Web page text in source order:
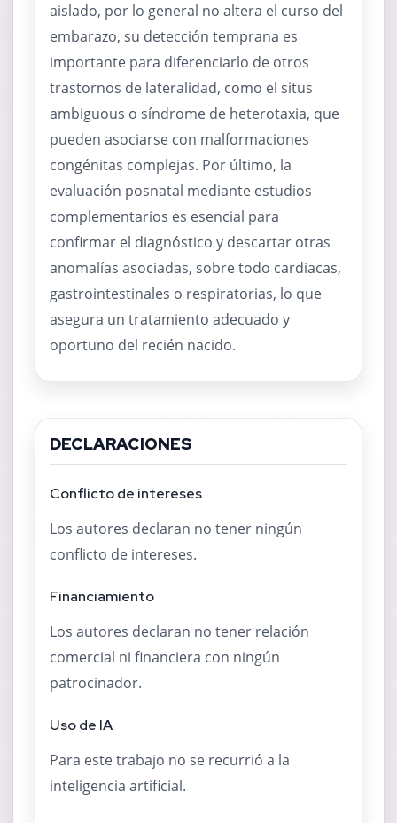
aislado, por lo general no altera el curso del
embarazo, su detección temprana es
importante para diferenciarlo de otros
trastornos de lateralidad, como el situs
ambiguous o síndrome de heterotaxia, que
pueden asociarse con malformaciones
congénitas complejas. Por último, la
evaluación posnatal mediante estudios
complementarios es esencial para
confirmar el diagnóstico y descartar otras
anomalías asociadas, sobre todo cardiacas,
gastrointestinales o respiratorias, lo que
asegura un tratamiento adecuado y
oportuno del recién nacido.
DECLARACIONES
Conflicto de intereses
Los autores declaran no tener ningún
conflicto de intereses.
Financiamiento
Los autores declaran no tener relación
comercial ni financiera con ningún
patrocinador.
Uso de IA
Para este trabajo no se recurrió a la
inteligencia artificial.